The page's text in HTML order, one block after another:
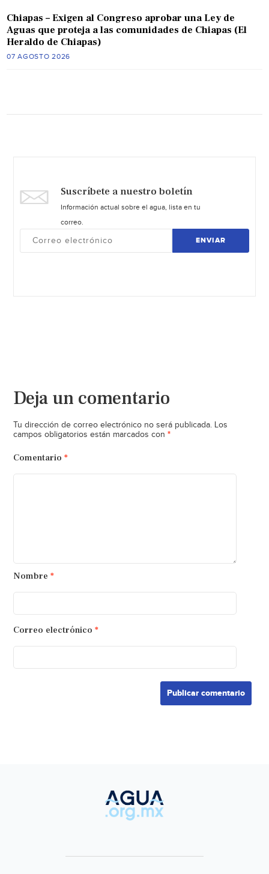
Chiapas – Exigen al Congreso aprobar una Ley de
Aguas que proteja a las comunidades de Chiapas (El
Heraldo de Chiapas)
07 AGOSTO 2026
Suscríbete a nuestro boletín
Información actual sobre el agua, lista en tu
correo.
ENVIAR
Deja un comentario
Tu dirección de correo electrónico no será publicada. Los
campos obligatorios están marcados con *
Comentario *
Nombre *
Correo electrónico *